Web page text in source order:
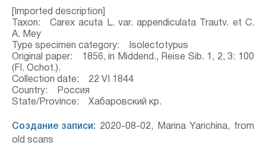
[Imported description]
Taxon: Carex acuta L. var. appendiculata Trautv. et C.
A. Mey
Type specimen category: Isolectotypus
Original paper: 1856, in Middend., Reise Sib. 1, 2, 3: 100
(Fl. Ochot.).
Collection date: 22 VI 1844
Country: Россия
State/Province: Хабаровский кр.
Создание записи: 2020-08-02, Marina Yarichina, from
old scans